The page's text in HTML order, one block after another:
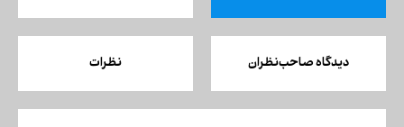
دیدگاه صاحب‌نظران نظرات